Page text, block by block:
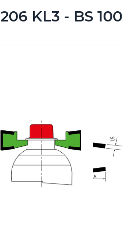
206 KL3 - BS